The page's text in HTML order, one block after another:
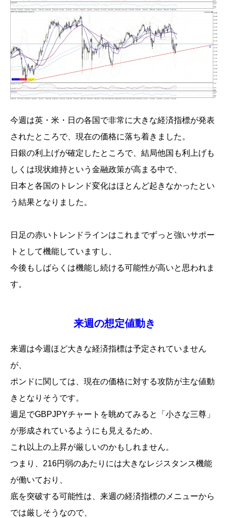
今週は英・米・日の各国で非常に大きな経済指標が発表
されたところで、現在の価格に落ち着きました。
日銀の利上げが確定したところで、結局他国も利上げも
しくは現状維持という金融政策が高まる中で、
日本と各国のトレンド変化はほとんど起きなかったとい
う結果となりました。
日足の赤いトレンドラインはこれまでずっと強いサポー
トとして機能していますし、
今後もしばらくは機能し続ける可能性が高いと思われま
す。
来週の想定値動き
来週は今週ほど大きな経済指標は予定されていません
が、
ポンドに関しては、現在の価格に対する攻防が主な値動
きとなりそうです。
週足でGBPJPYチャートを眺めてみると「小さな三尊」
が形成されているようにも見えるため、
これ以上の上昇が厳しいのかもしれません。
つまり、216円弱のあたりには大きなレジスタンス機能
が働いており、
底を突破する可能性は、来週の経済指標のメニューから
では厳しそうなので、